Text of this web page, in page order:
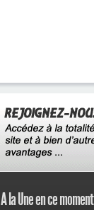
A la Une en ce moment